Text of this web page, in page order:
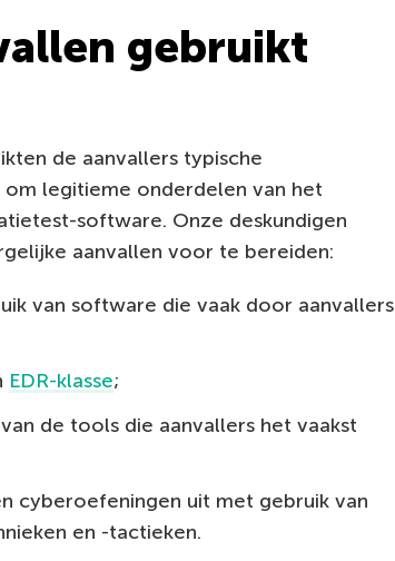
gebruikt
de aanvallers typische
legitieme onderdelen van het
software. Onze deskundigen
aanvallen voor te bereiden:
van software die vaak door aanvallers
EDR-klasse;
de tools die aanvallers het vaakst
cyberoefeningen uit met gebruik van
en -tactieken.